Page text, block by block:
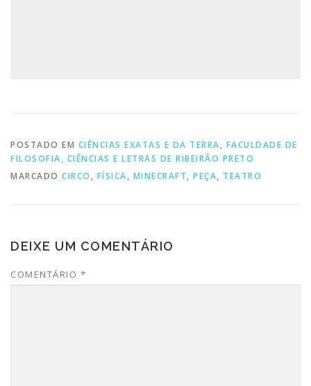
POSTADO EM CIÊNCIAS EXATAS E DA TERRA, FACULDADE DE
FILOSOFIA, CIÊNCIAS E LETRAS DE RIBEIRÃO PRETO
MARCADO CIRCO , FÍSICA, MINECRAFT, PEÇA, TEATRO
DEIXE UM COMENTÁRIO
COMENTÁRIO *